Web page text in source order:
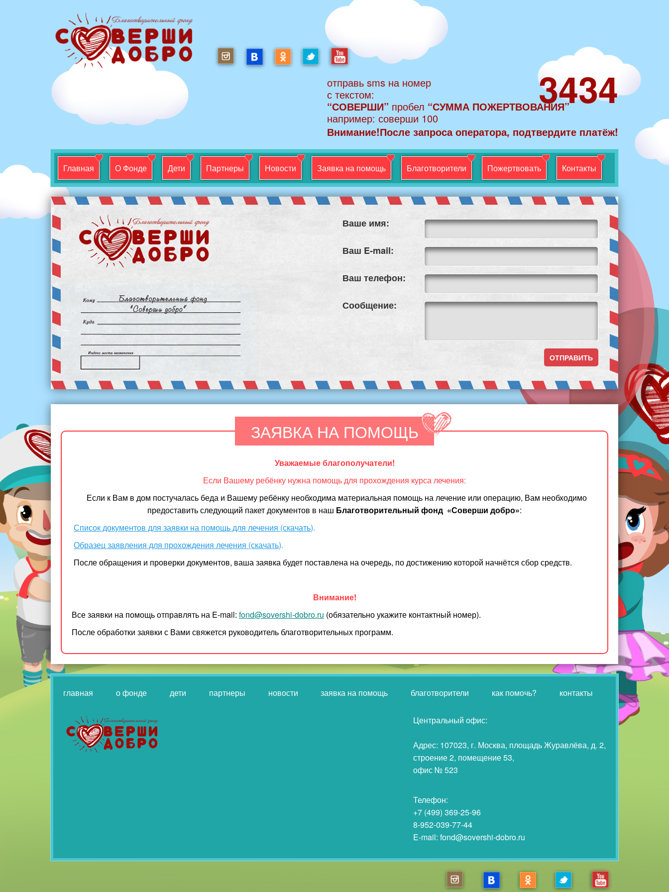
3434
отправь sms на номер
с текстом:
“СОВЕРШИ” пробел “СУММА ПОЖЕРТВОВАНИЯ”
например: соверши 100
Внимание!После запроса оператора, подтвердите платёж!
Главная О Фонде Дети Партнеры Новости Заявка на помощь Благотворители Пожертвовать Контакты
Ваше имя:
Ваш E-mail:
Ваш телефон:
Сообщение:
ОТПРАВИТЬ
ЗАЯВКА НА ПОМОЩЬ
Уважаемые благополучатели!
Если Вашему ребёнку нужна помощь для прохождения курса лечения:
Если к Вам в дом постучалась беда и Вашему ребёнку необходима материальная помощь на лечение или операцию, Вам необходимо
предоставить следующий пакет документов в наш Благотворительный фонд «Соверши добро»:
Список документов для заявки на помощь для лечения (скачать).
Образец заявления для прохождения лечения (скачать).
После обращения и проверки документов, ваша заявка будет поставлена на очередь, по достижению которой начнётся сбор средств.
Внимание!
Все заявки на помощь отправлять на E-mail: fond@sovershi-dobro.ru (обязательноукажите контактный номер).
После обработки заявки с Вами свяжется руководитель благотворительных программ.
главная о фонде дети партнеры новости заявка на помощь благотворители как помочь? контакты
Центральный офис:
Адрес: 107023, г. Москва, площадь Журавлёва, д. 2,
строение 2, помещение 53,
офис № 523
Телефон:
+7 (499) 369-25-96
8-952-039-77-44
E-mail: fond@sovershi-dobro.ru